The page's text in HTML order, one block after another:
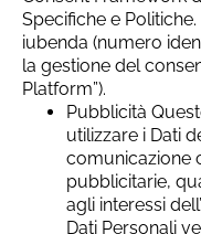
Specifiche e
iubenda (numero
la gestione del
Platform”).
Pubblicità
utilizzare i Dati
comunicazione
pubblicitarie,
agli interessi
Dati Personali